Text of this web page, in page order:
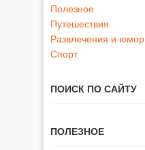
Полезное
Путешествия
Развлечения и юмор
Спорт
ПОИСК ПО САЙТУ
ПОЛЕЗНОЕ